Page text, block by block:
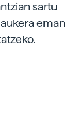
sartu
eman